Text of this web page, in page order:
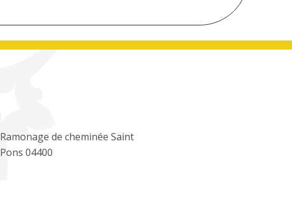
Ramonage de cheminée Saint
Pons 04400